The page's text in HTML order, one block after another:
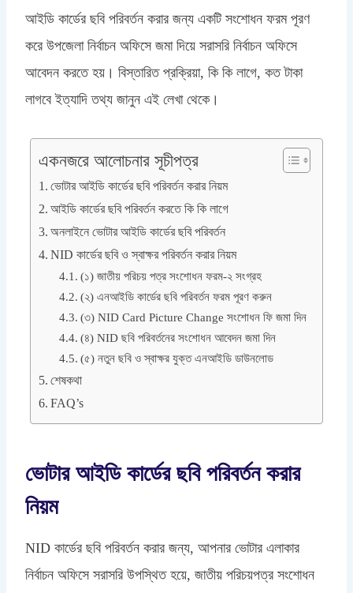
আইডি কার্ডের ছবি পরিবর্তন করার জন্য একটি সংশোধন ফরম পূরণ
করে উপজেলা নির্বাচন অফিসে জমা দিয়ে সরাসরি নির্বাচন অফিসে
আবেদন করতে হয়। বিস্তারিত প্রক্রিয়া, কি কি লাগে, কত টাকা
লাগবে ইত্যাদি তথ্য জানুন এই লেখা থেকে।
একনজরে আলোচনার সূচীপত্র
ভোটার আইডি কার্ডের ছবি পরিবর্তন করার নিয়ম
আইডি কার্ডের ছবি পরিবর্তন করতে কি কি লাগে
অনলাইনে ভোটার আইডি কার্ডের ছবি পরিবর্তন
NID কার্ডের ছবি ও স্বাক্ষর পরিবর্তন করার নিয়ম
(১) জাতীয় পরিচয় পত্র সংশোধন ফরম-২ সংগ্রহ
(২) এনআইডি কার্ডের ছবি পরিবর্তন ফরম পূরণ করুন
(৩) NID Card Picture Change সংশোধন ফি জমা দিন
(৪) NID ছবি পরিবর্তনের সংশোধন আবেদন জমা দিন
(৫) নতুন ছবি ও স্বাক্ষর যুক্ত এনআইডি ডাউনলোড
শেষকথা
FAQ’s
ভোটার আইডি কার্ডের ছবি পরিবর্তন করার
নিয়ম
NID কার্ডের ছবি পরিবর্তন করার জন্য, আপনার ভোটার এলাকার
নির্বাচন অফিসে সরাসরি উপস্থিত হয়ে, জাতীয় পরিচয়পত্র সংশোধন